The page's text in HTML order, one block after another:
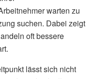
warten zu
suchen. Dabei zeigt
oft bessere
lässt sich nicht